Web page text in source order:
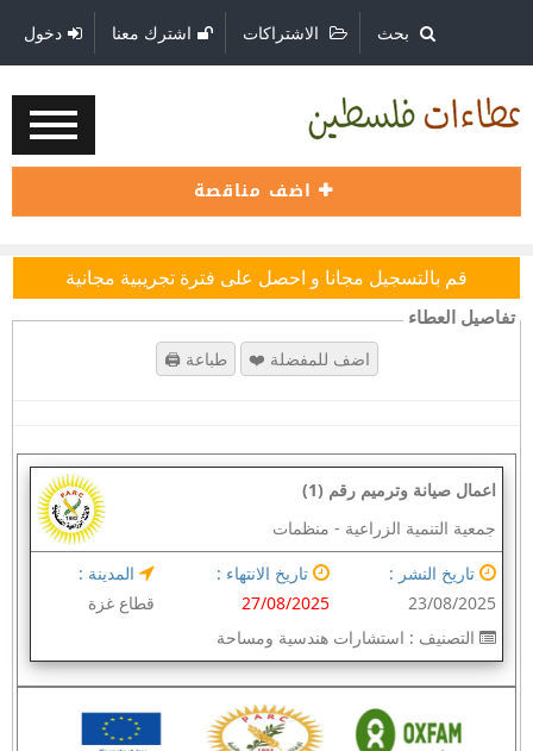
بحث الاشتراكات اشترك معنا دخول
اضف مناقصة
قم بالتسجيل مجانا و احصل على فترة تجريبية مجانية
تفاصيل العطاء
اعمال صيانة وترميم رقم (1)
جمعية التنمية الزراعية-منظمات
تاريخ النشر :
23/08/2025
تاريخ الانتهاء :
27/08/2025
المدينة :
قطاع غزة
التصنيف : استشارات هندسية ومساحة